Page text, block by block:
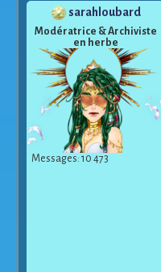
sarahloubard
Modératrice & Archiviste
en herbe
Messages: 10 473